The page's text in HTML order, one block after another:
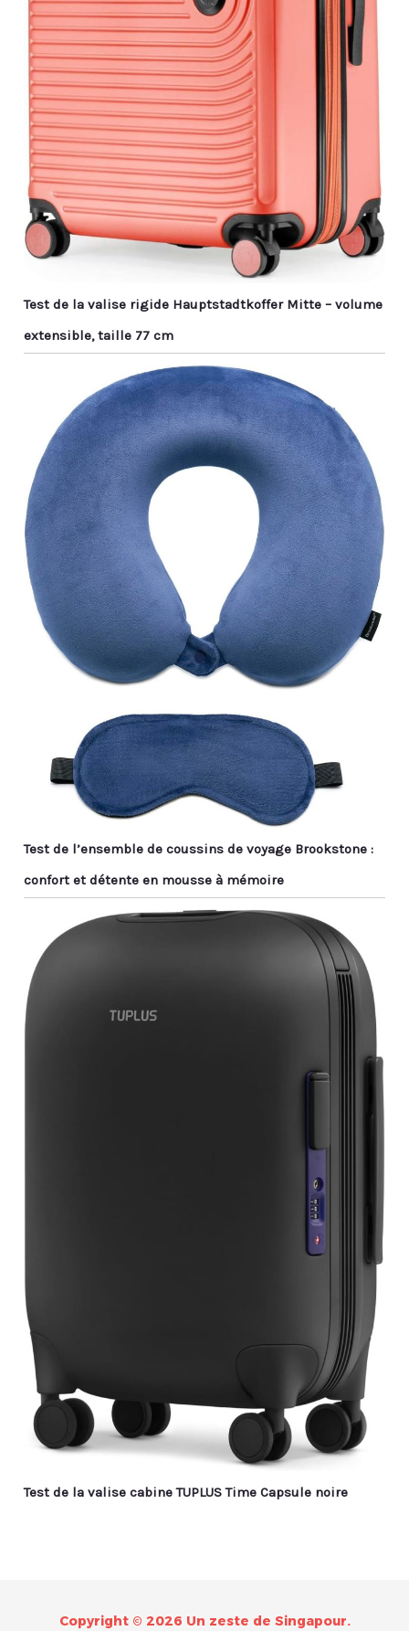
Test de la valise rigide Hauptstadtkoffer Mitte – volume
extensible, taille 77 cm
Test de l’ensemble de coussins de voyage Brookstone :
confort et détente en mousse à mémoire
Test de la valise cabine TUPLUS Time Capsule noire
Copyright © 2026 Un zeste de Singapour.